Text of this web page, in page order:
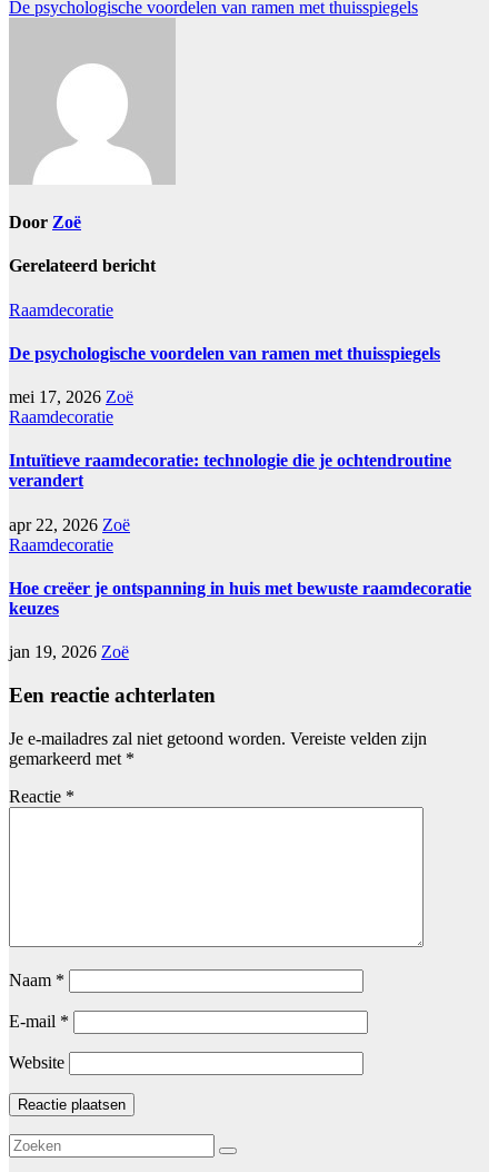
De psychologische voordelen van ramen met thuisspiegels
Door Zoë
Gerelateerd bericht
Raamdecoratie
De psychologische voordelen van ramen met thuisspiegels
mei 17, 2026 Zoë
Raamdecoratie
Intuïtieve raamdecoratie: technologie die je ochtendroutine
verandert
apr 22, 2026 Zoë
Raamdecoratie
Hoe creëer je ontspanning in huis met bewuste raamdecoratie
keuzes
jan 19, 2026 Zoë
Een reactie achterlaten
Je e-mailadres zal niet getoond worden. Vereiste velden zijn
gemarkeerd met *
Reactie *
Naam *
E-mail *
Website